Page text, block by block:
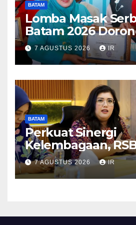
BATAM
Lomba Masak
Batam 2026
Makan Ikan
7 AGUSTUS 2026 IR
BATAM
Perkuat Sinergi
Kelembagaan,
dan BPOM
Pelayanan dan
Obat Aman
7 AGUSTUS 2026 IR